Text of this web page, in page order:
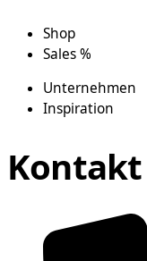
Shop
Sales %
Unternehmen
Inspiration
Kontakt